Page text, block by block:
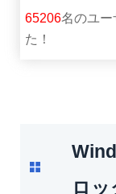
65206名のユー
た！
ロッ